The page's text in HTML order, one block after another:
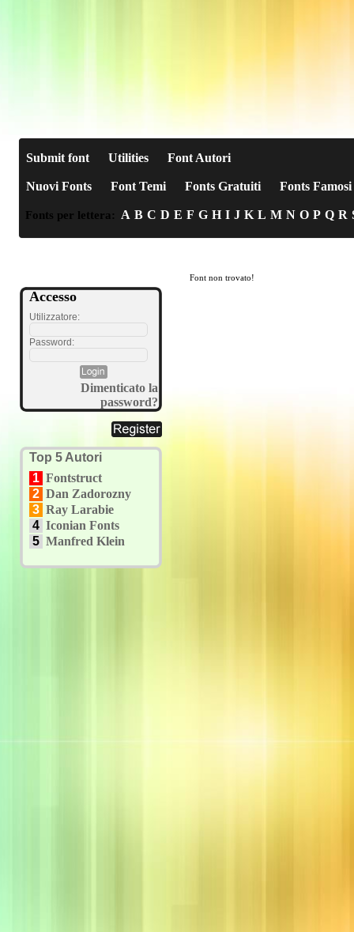
Submit font Utilities Font Autori
Nuovi Fonts Font Temi Fonts Gratuiti Fonts Famosi
Fonts per lettera: A B C D E F G H I J K L M N O P Q R
Accesso
Utilizzatore:
Password:
Dimenticato la
password?
Top 5 Autori
1 Fontstruct
2 Dan Zadorozny
3 Ray Larabie
4 Iconian Fonts
5 Manfred Klein
Font non trovato!